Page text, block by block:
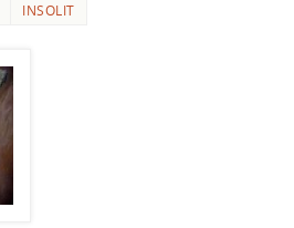
INSOLIT